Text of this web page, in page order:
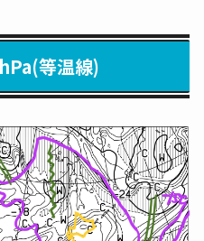
等温線)